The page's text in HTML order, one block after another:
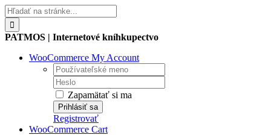
Skip
to
content
Hľadať:
PATMOS | Internetové kníhkupectvo
WooCommerce My Account
Username:
Password:
Zapamätať si ma
Registrovať
WooCommerce Cart